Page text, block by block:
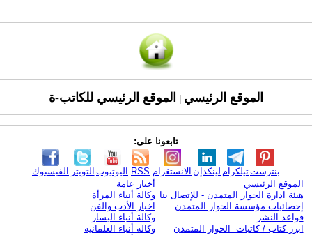
الموقع الرئيسي الموقع الرئيسي للكاتب-ة
تابعونا على:
الفيسبوك التويتر اليوتيوب RSS الانستغرام لينكدإن تيلكرامبنترست
الموقع الرئيسي
هيئة ادارة الحوار المتمدن - للإتصال بنا
إحصائيات مؤسسة الحوار المتمدن
قواعد النشر
ابرز كتاب / كاتبات الحوار المتمدن
أخبار عامة
وكالة أنباء المرأة
اخبار الأدب والفن
وكالة أنباء اليسار
وكالة أنباء العلمانية